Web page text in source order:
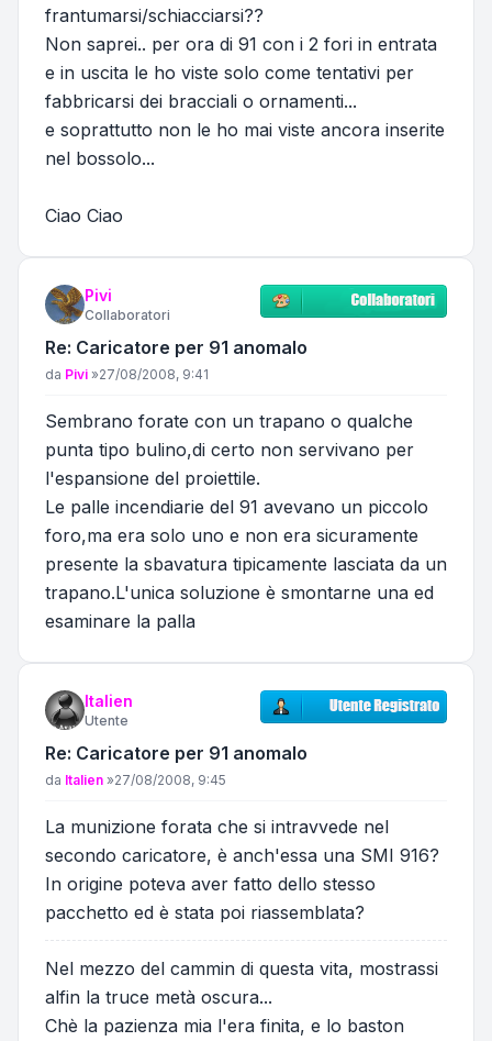
frantumarsi/schiacciarsi??
Non saprei.. per ora di 91 con i 2 fori in entrata
e in uscita le ho viste solo come tentativi per
fabbricarsi dei bracciali o ornamenti...
e soprattutto non le ho mai viste ancora inserite
nel bossolo...
Ciao Ciao
Pivi
Collaboratori
Re: Caricatore per 91 anomalo
Messaggio
da Pivi »27/08/2008, 9:41
Sembrano forate con un trapano o qualche
punta tipo bulino,di certo non servivano per
l'espansione del proiettile.
Le palle incendiarie del 91 avevano un piccolo
foro,ma era solo uno e non era sicuramente
presente la sbavatura tipicamente lasciata da un
trapano.L'unica soluzione è smontarne una ed
esaminare la palla
Italien
Utente
Re: Caricatore per 91 anomalo
Messaggio
da Italien »27/08/2008, 9:45
La munizione forata che si intravvede nel
secondo caricatore, è anch'essa una SMI 916?
In origine poteva aver fatto dello stesso
pacchetto ed è stata poi riassemblata?
Nel mezzo del cammin di questa vita, mostrassi
alfin la truce metà oscura...
Chè la pazienza mia l'era finita, e lo baston